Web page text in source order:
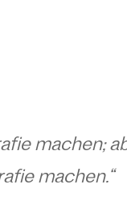
machen;
machen.“